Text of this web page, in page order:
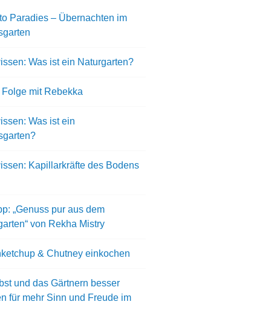
Paradies – Übernachten im
Was ist ein Naturgarten?
Folge mit Rebekka
Was ist ein
Kapillarkräfte des Bodens
„Genuss pur aus dem
von Rekha Mistry
& Chutney einkochen
und das Gärtnern besser
für mehr Sinn und Freude im